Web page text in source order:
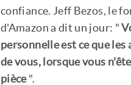
confiance. Jeff Bezos, le
d'Amazon a dit un jour: "
personnelle est ce que les
de vous, lorsque vous
pièce".